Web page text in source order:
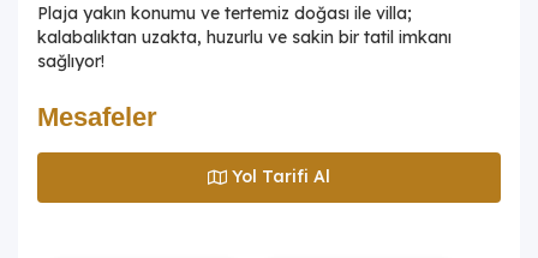
Plaja yakın konumu ve tertemiz doğası ile villa;
kalabalıktan uzakta, huzurlu ve sakin bir tatil imkanı
sağlıyor!
Mesafeler
Yol Tarifi Al